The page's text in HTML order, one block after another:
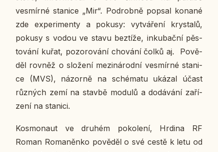
vesmír­né sta­ni­ce „Mir“. Po­drob­ně popsal konané
zde ex­pe­ri­men­ty a pokusy: vy­tvá­ře­ní krys­ta­lů,
pokusy s vodou ve stavu bez­tí­že, in­ku­bač­ní pěs­
to­vá­ní kuřat, po­zo­ro­vá­ní cho­vá­ní čolků aj. Po­vě­
děl rovněž o slo­že­ní me­zi­ná­rod­ní vesmír­né sta­ni­
ce (MVS), ná­zor­ně na sché­ma­tu ukázal účast
růz­ných zemí na stavbě modulů a do­dá­vá­ní za­ří­
ze­ní na sta­ni­ci.
Kos­mo­naut ve druhém po­ko­le­ní, Hrdina RF
Roman Ro­ma­něn­ko po­vě­děl o své cestě k letu od